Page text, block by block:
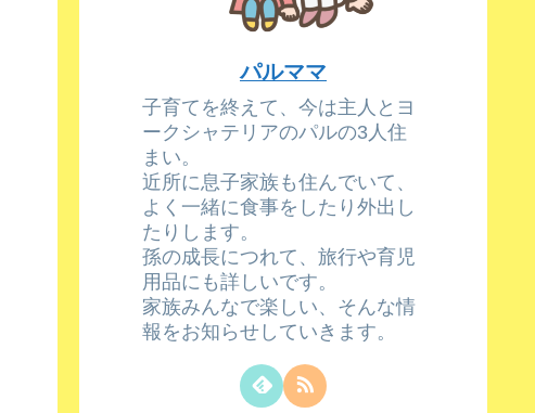
パルママ
子育てを終えて、今は主人とヨ
ークシャテリアのパルの3人住
まい。
近所に息子家族も住んでいて、
よく一緒に食事をしたり外出し
たりします。
孫の成長につれて、旅行や育児
用品にも詳しいです。
家族みんなで楽しい、そんな情
報をお知らせしていきます。